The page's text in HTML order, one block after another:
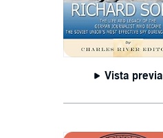
Vista previa